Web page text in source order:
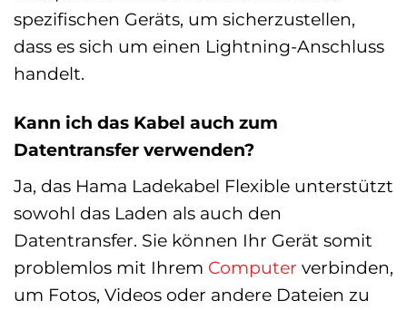
spezifischen Geräts, um sicherzustellen,
dass es sich um einen Lightning-Anschluss
handelt.
Kann ich das Kabel auch zum
Datentransfer verwenden?
Ja, das Hama Ladekabel Flexible unterstützt
sowohl das Laden als auch den
Datentransfer. Sie können Ihr Gerät somit
problemlos mit Ihrem Computer verbinden,
um Fotos, Videos oder andere Dateien zu